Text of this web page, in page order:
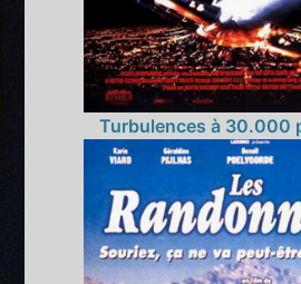
Turbulences à 30.000